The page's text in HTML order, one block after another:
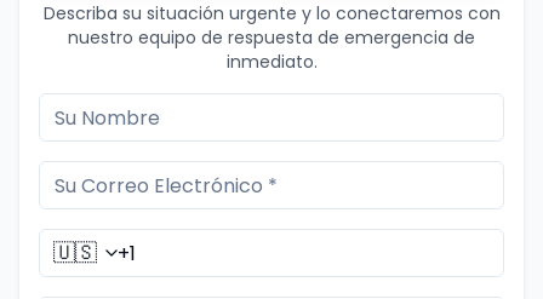
Describa su situación urgente y lo conectaremos con
nuestro equipo de respuesta de emergencia de
inmediato.
🇺🇸